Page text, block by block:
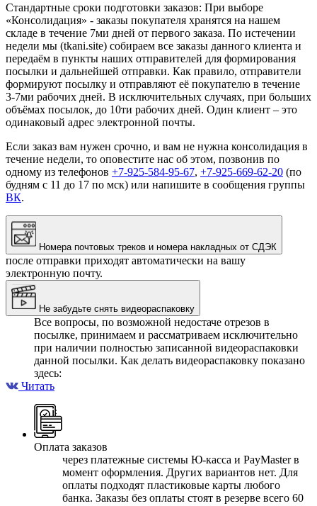
Стандартные сроки подготовки заказов: При выборе
«Консолидация» - заказы покупателя хранятся на нашем
складе в течение 7ми дней от первого заказа. По истечении
недели мы (tkani.site) собираем все заказы данного клиента и
передаём в пункты наших отправителей для формирования
посылки и дальнейшей отправки. Как правило, отправители
формируют посылку и отправляют её покупателю в течение
3-7ми рабочих дней. В исключительных случаях, при больших
объёмах посылок, до 10ти рабочих дней. Один клиент – это
одинаковый адрес электронной почты.
Если заказ вам нужен срочно, и вам не нужна консолидация в
течение недели, то оповестите нас об этом, позвонив по
одному из телефонов +7-925-584-95-67, +7-925-669-62-20 (по
будням с 11 до 17 по мск) или напишите в сообщения группы
ВК.
Номера почтовых треков и номера накладных от СДЭК
после отправки приходят автоматически на вашу
электронную почту.
Не забудьте снять видеораспаковку
Все вопросы, по возможной недостаче отрезов в
посылке, принимаем и рассматриваем исключительно
при наличии полностью записанной видеораспаковки
данной посылки. Как делать видеораспаковку показано
здесь:
Читать
Оплата заказов
через платежные системы Ю-касса и PayMaster в
момент оформления. Других вариантов нет. Для
оплаты подходят пластиковые карты любого
банка. Заказы без оплаты стоят в резерве всего 60